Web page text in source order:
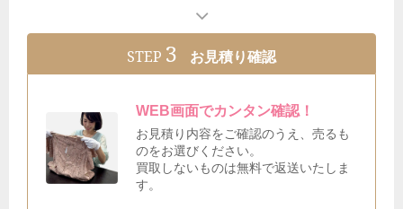
STEP 3 お見積り確認
WEB画面でカンタン確認！
お見積り内容をご確認のうえ、売るも
のをお選びください。
買取しないものは無料で返送いたしま
す。